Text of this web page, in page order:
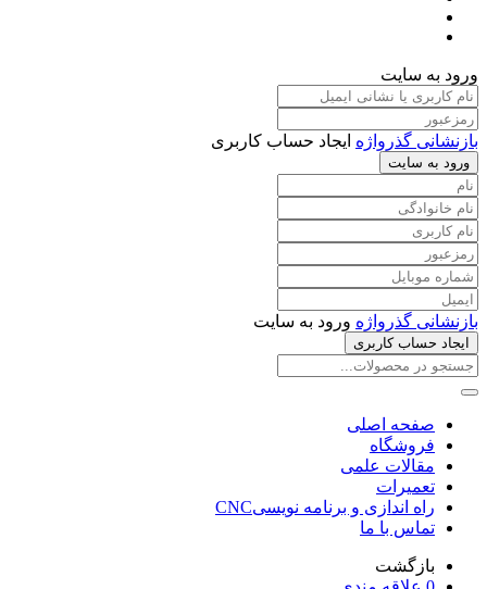
ورود به سایت
بازنشانی گذرواژه ایجاد حساب کاربری
ورود به سایت
بازنشانی گذرواژه ورود به سایت
ایجاد حساب کاربری
صفحه اصلی
فروشگاه
مقالات علمی
تعمیرات
راه اندازی و برنامه نویسیCNC
تماس با ما
بازگشت